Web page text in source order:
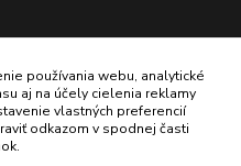
používania webu, analytické
aj na účely cielenia reklamy
vlastných preferencií
odkazom v spodnej časti